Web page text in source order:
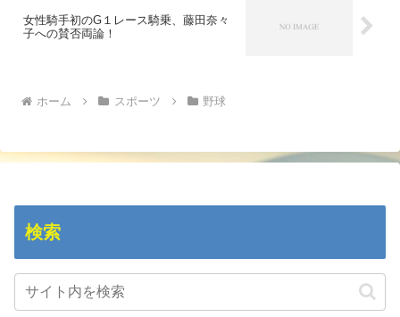
女性騎手初のG１レース騎乗、藤田奈々
子への賛否両論！
ホーム スポーツ 野球
検索